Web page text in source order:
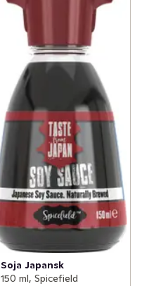
Soja Japansk
150 ml, Spicefield